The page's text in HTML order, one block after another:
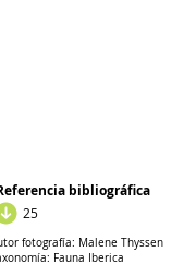
25
bibliográfica
Malene Thyssen
fotografía:
Fauna Iberica